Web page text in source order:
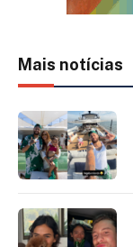
Mais notícias